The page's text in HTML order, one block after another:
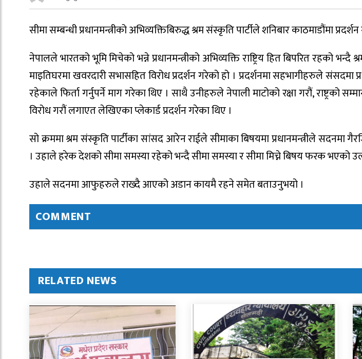
सीमा सम्बन्धी प्रधानमन्त्रीको अभिव्यक्तिबिरुद्ध श्रम संस्कृति पार्टीले शनिबार काठमाडौंमा
नेपालले भारतको भूमि मिचेको भन्ने प्रधानमन्त्रीको अभिव्यक्ति राष्ट्रिय हित बिपरित रहको भन्दै
माइतिघरमा खवरदारी सभासहित विरोध प्रदर्शन गरेको हो । प्रदर्शनमा सहभागीहरुले संसदमा
रहेकाले फिर्ता गर्नुपर्ने माग गरेका थिए । साथै उनीहरुले नेपाली माटोको रक्षा गरौं, राष्ट्रको
विरोध गरौं लगाएत लेखिएका प्लेकार्ड प्रदर्शन गरेका थिए ।
सो क्रममा श्रम संस्कृति पार्टीका सांसद आरेन राईले सीमाका बिषयमा प्रधानमन्त्रीले सदनमा
। उहाले हरेक देशको सीमा समस्या रहेको भन्दै सीमा समस्या र सीमा मिच्ने बिषय फरक भएको
उहाले सदनमा आफुहरुले राख्दै आएको अडान कायमै रहने समेत बताउनुभयो ।
COMMENT
RELATED NEWS